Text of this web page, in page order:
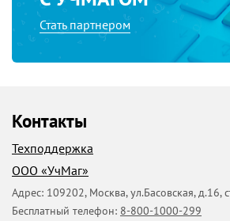
Стать партнером
Контакты
Техподдержка
ООО «УчМаг»
Адрес: 109202, Москва,ул.Басовская, д.16,
Бесплатный телефон: 8-800-1000-299